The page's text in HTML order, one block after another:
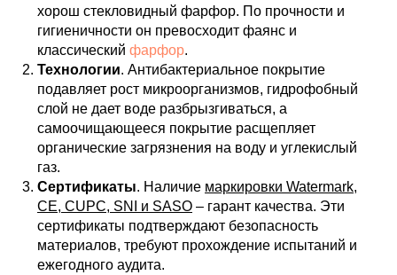
хорош стекловидный фарфор. По прочности и
гигиеничности он превосходит фаянс и
классический фарфор.
Технологии. Антибактериальное покрытие
подавляет рост микроорганизмов, гидрофобный
слой не дает воде разбрызгиваться, а
самоочищающееся покрытие расщепляет
органические загрязнения на воду и углекислый
газ.
Сертификаты. Наличие маркировки Watermark,
CE, CUPC, SNI и SASO – гарант качества. Эти
сертификаты подтверждают безопасность
материалов, требуют прохождение испытаний и
ежегодного аудита.